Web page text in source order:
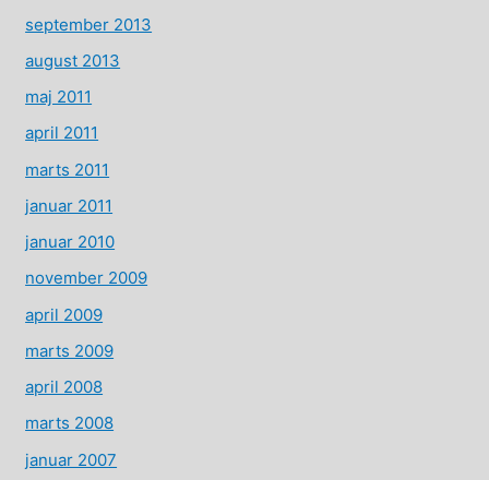
september 2013
august 2013
maj 2011
april 2011
marts 2011
januar 2011
januar 2010
november 2009
april 2009
marts 2009
april 2008
marts 2008
januar 2007